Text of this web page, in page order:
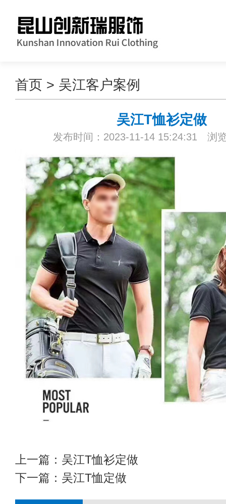
首页 > 吴江客户案例
吴江T恤衫定做
发布时间：2023-11-14 15:24:31 浏
上一篇： 吴江T恤衫定做
下一篇： 吴江T恤定做